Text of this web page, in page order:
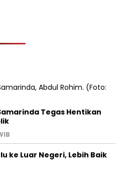
Tegas Hentikan
ke Luar Negeri, Lebih Baik